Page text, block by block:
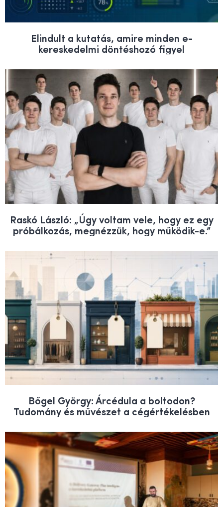
Elindult a kutatás, amire minden e-
kereskedelmi döntéshozó figyel
Raskó László: „Úgy voltam vele, hogy ez egy
próbálkozás, megnézzük, hogy működik-e.”
Bőgel György: Árcédula a boltodon?
Tudomány és művészet a cégértékelésben